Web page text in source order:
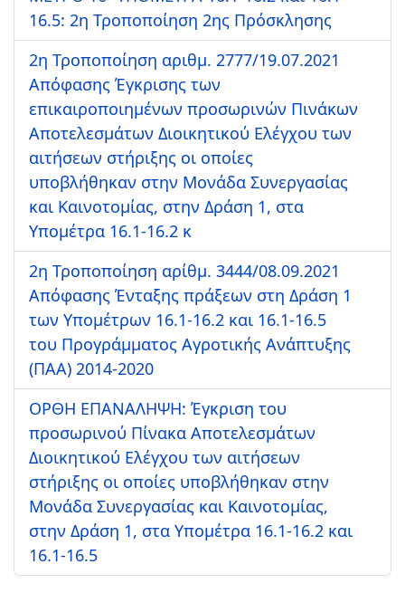
16.5: 2η Τροποποίηση 2ης Πρόσκλησης
2η Τροποποίηση αριθμ. 2777/19.07.2021
Απόφασης Έγκρισης των
επικαιροποιημένων προσωρινών Πινάκων
Αποτελεσμάτων Διοικητικού Ελέγχου των
αιτήσεων στήριξης οι οποίες
υποβλήθηκαν στην Μονάδα Συνεργασίας
και Καινοτομίας, στην Δράση 1, στα
Υπομέτρα 16.1-16.2 κ
2η Τροποποίηση αρίθμ. 3444/08.09.2021
Απόφασης Ένταξης πράξεων στη Δράση 1
των Υπομέτρων 16.1-16.2 και 16.1-16.5
του Προγράμματος Αγροτικής Ανάπτυξης
(ΠΑΑ) 2014-2020
ΟΡΘΗ ΕΠΑΝΑΛΗΨΗ: Έγκριση του
προσωρινού Πίνακα Αποτελεσμάτων
Διοικητικού Ελέγχου των αιτήσεων
στήριξης οι οποίες υποβλήθηκαν στην
Μονάδα Συνεργασίας και Καινοτομίας,
στην Δράση 1, στα Υπομέτρα 16.1-16.2 και
16.1-16.5